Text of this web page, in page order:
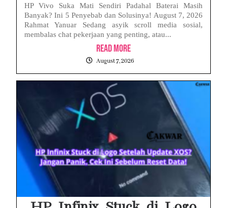
HP Vivo Suka Mati Sendiri Padahal Baterai Masih
Banyak? Ini 5 Penyebab dan Solusinya! August 7, 2026
Rahmat Yanuar Sedang asyik scroll media sosial,
membalas chat pekerjaan yang penting, atau...
Read More
August 7, 2026